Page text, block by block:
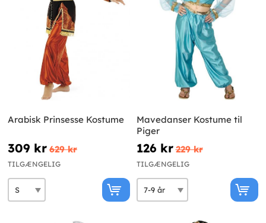
Arabisk Prinsesse Kostume
309 kr 629 kr
TILGÆNGELIG
Mavedanser Kostume til
Piger
126 kr 229 kr
TILGÆNGELIG